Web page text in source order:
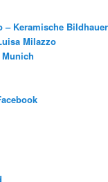
– Keramische
Milazzo